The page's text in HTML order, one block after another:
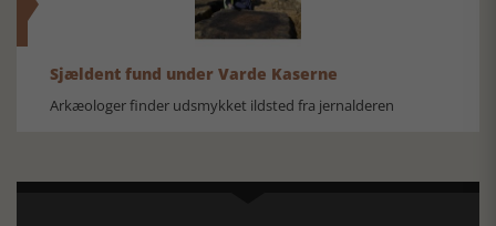
Sjældent fund under Varde Kaserne
Arkæologer finder udsmykket ildsted fra jernalderen